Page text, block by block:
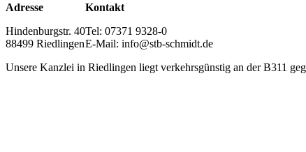
Adresse
Hindenburgstr. 40
88499 Riedlingen
Kontakt
Tel: 07371 9328-0
E-Mail: info@stb-schmidt.de
Unsere Kanzlei in Riedlingen liegt verkehrsgünstig an der B311